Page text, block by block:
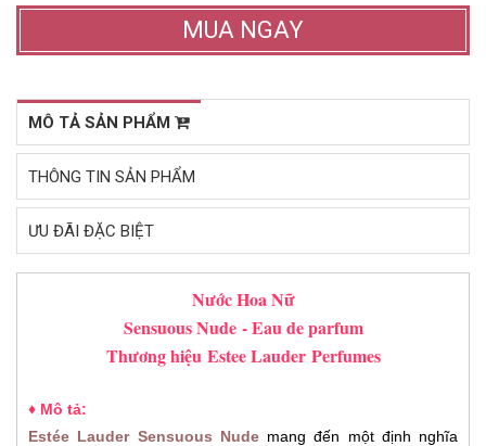
MUA NGAY
MÔ TẢ SẢN PHẨM
THÔNG TIN SẢN PHẨM
ƯU ĐÃI ĐẶC BIỆT
Nước Hoa Nữ
Sensuous Nude - Eau de parfum
Thương hiệu Estee Lauder Perfumes
♦ Mô tả:
Estée Lauder Sensuous Nude mang đến một định nghĩa